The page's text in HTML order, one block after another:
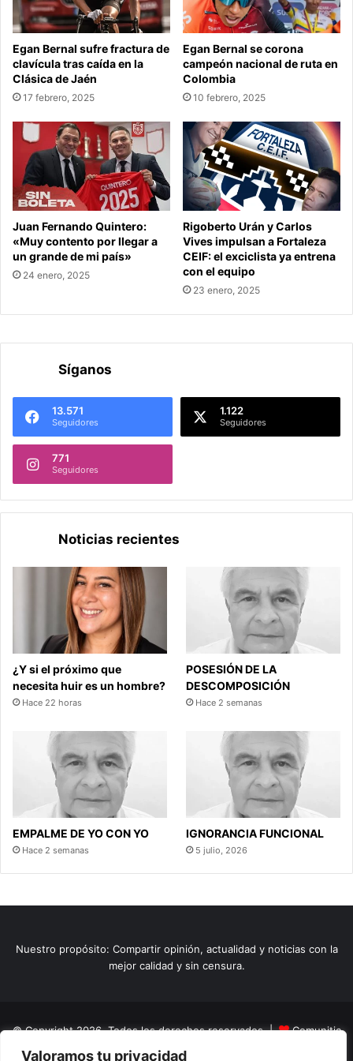
Valoramos tu privacidad
Egan Bernal sufre fractura de
clavícula tras caída en la
Clásica de Jaén
17 febrero, 2025
Egan Bernal se corona
campeón nacional de ruta en
Colombia
10 febrero, 2025
Juan Fernando Quintero:
«Muy contento por llegar a
un grande de mi país»
24 enero, 2025
Rigoberto Urán y Carlos
Vives impulsan a Fortaleza
CEIF: el exciclista ya entrena
con el equipo
23 enero, 2025
Síganos
13.571
Seguidores
1.122
Seguidores
771
Seguidores
Noticias recientes
¿Y si el próximo que
necesita huir es un hombre?
Hace 22 horas
POSESIÓN DE LA
DESCOMPOSICIÓN
Hace 2 semanas
EMPALME DE YO CON YO
Hace 2 semanas
IGNORANCIA FUNCIONAL
5 julio, 2026
Nuestro propósito: Compartir opinión, actualidad y noticias con la
mejor calidad y sin censura.
© Copyright 2026, Todos los derechos reservados |
Comunitic
SAS BICNit 901228106